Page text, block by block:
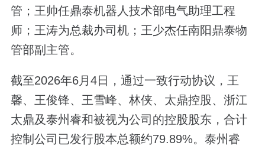
管；王帅任鼎泰机器人技术部电气助理工程
师；王涛为总裁办司机；王少杰任南阳鼎泰物
管部副主管。
截至2026年6月4日，通过一致行动协议，王
馨、王俊锋、王雪峰、林侠、太鼎控股、浙江
太鼎及泰州睿和被视为公司的控股股东，合计
控制公司已发行股本总额约79.89%。泰州睿